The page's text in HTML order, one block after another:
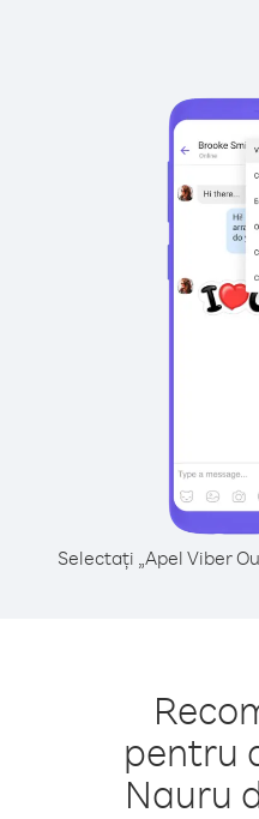
Selectați „Apel Viber
pentru
Nauru